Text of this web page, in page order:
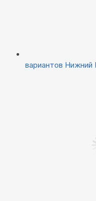
вариантов Нижний